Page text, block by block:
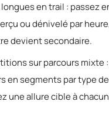
en trail : passez
ou dénivelé par
devient secondaire.
sur parcours mixte
en segments par type
une allure cible à